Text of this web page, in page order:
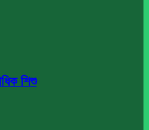
শিশু